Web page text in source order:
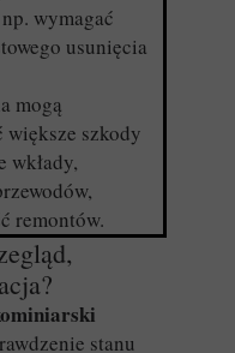
wymagać
usunięcia
mogą
większe szkody
remontów.
stanu